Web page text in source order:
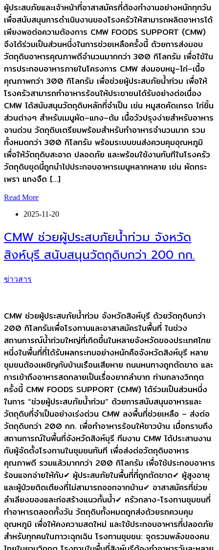
ผู้ประสบภัยและเจ้าหน้าที่อาสาสมัครที่ต้องทำงานอย่างหนักทุกวัน
เพื่อสนับสนุนการดำเนินงานของโรงครัวให้สามารถผลิตอาหารได้
เพียงพอต่อความต้องการ CMW FOODS SUPPORT (CMW)
จึงได้ร่วมเป็นส่วนหนึ่งในการช่วยเหลือครั้งนี้ ด้วยการส่งมอบ
วัตถุดิบอาหารคุณภาพดีจำนวนมากกว่า 300 กิโลกรัม เพื่อใช้ใน
การประกอบอาหารภายในโครงการ CMW ส่งมอบหมู–ไก่–เนื้อ
คุณภาพกว่า 300 กิโลกรัม เพื่อช่วยผู้ประสบภัยน้ำท่วม เพื่อให้
โรงครัวสามารถทำอาหารร้อนให้ประชาชนได้รับอย่างต่อเนื่อง
CMW ได้สนับสนุนวัตถุดิบหลักที่จำเป็น เช่น หมูสดคัดเกรด ไก่ชิ้น
ส่วนต่างๆ สำหรับเมนูผัด–แกง–ต้ม เนื้อวัวปรุงง่ายสำหรับอาหาร
จานด่วน วัตถุดิบเตรียมพร้อมสำหรับทำอาหารจำนวนมาก รวม
ทั้งหมดกว่า 300 กิโลกรัม พร้อมระบบขนส่งควบคุมอุณหภูมิ
เพื่อให้วัตถุดิบสะอาด ปลอดภัย และพร้อมใช้งานทันทีในโรงครัว
วัตถุดิบชุดนี้ถูกนำไปประกอบอาหารเมนูหลากหลาย เช่น ผัดกระ
เพรา แกงจืด […]
Read More
2025-11-20
CMW ช่วยผู้ประสบภัยน้ำท่วม จังหวัด
สิงห์บุรี สนับสนุนวัตถุดิบกว่า 200 กก.
ข่าวสาร
CMW ช่วยผู้ประสบภัยน้ำท่วม จังหวัดสิงห์บุรี ด้วยวัตถุดิบกว่า
200 กิโลกรัมเพื่อโรงทานและอาสาสมัครในพื้นที่ ในช่วง
สถานการณ์น้ำท่วมใหญ่ที่เกิดขึ้นในหลายจังหวัดของประเทศไทย
หนึ่งในพื้นที่ที่ได้รับผลกระทบอย่างหนักคือจังหวัดสิงห์บุรี หลาย
ชุมชนต้องเผชิญกับบ้านเรือนเสียหาย ถนนหนทางถูกตัดขาด และ
การเข้าถึงอาหารสดกลายเป็นเรื่องยากลำบาก ท่ามกลางวิกฤต
ครั้งนี้ CMW FOODS SUPPORT (CMW) ได้ร่วมเป็นส่วนหนึ่ง
ในการ “ช่วยผู้ประสบภัยน้ำท่วม” ด้วยการสนับสนุนอาหารและ
วัตถุดิบที่จำเป็นอย่างเร่งด่วน CMW ลงพื้นที่ช่วยเหลือ – ส่งต่อ
วัตถุดิบกว่า 200 กก. เพื่อทำอาหารร้อนให้ชาวบ้าน เมื่อทราบถึง
สถานการณ์ในพื้นที่จังหวัดสิงห์บุรี ทีมงาน CMW ได้ประสานงาน
กับผู้จัดตั้งโรงทานในชุมชนทันที เพื่อส่งต่อวัตถุดิบอาหาร
คุณภาพดี รวมแล้วมากกว่า 200 กิโลกรัม เพื่อใช้ประกอบอาหาร
ร้อนแจกจ่ายให้กับ✔ ผู้ประสบภัยในพื้นที่ที่ถูกตัดขาด✔ ผู้สูงอายุ
และผู้ป่วยติดเตียงที่ไม่สามารถออกจากบ้าน✔ อาสาสมัครที่ช่วย
ลำเลียงของและก่อสร้างแนวกั้นน้ำ✔ ครัวกลาง-โรงทานชุมชนที่
ทำอาหารตลอดทั้งวัน วัตถุดิบทั้งหมดถูกส่งด้วยรถควบคุม
อุณหภูมิ เพื่อให้คงความสดใหม่ และใช้ประกอบอาหารที่ปลอดภัย
สำหรับทุกคนในภาวะฉุกเฉิน โรงทานชุมชน: จุดรวมพลังของคน